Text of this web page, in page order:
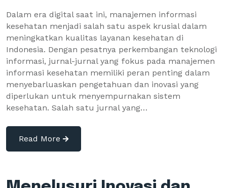
Dalam era digital saat ini, manajemen informasi
kesehatan menjadi salah satu aspek krusial dalam
meningkatkan kualitas layanan kesehatan di
Indonesia. Dengan pesatnya perkembangan teknologi
informasi, jurnal-jurnal yang fokus pada manajemen
informasi kesehatan memiliki peran penting dalam
menyebarluaskan pengetahuan dan inovasi yang
diperlukan untuk menyempurnakan sistem
kesehatan. Salah satu jurnal yang…
Read More